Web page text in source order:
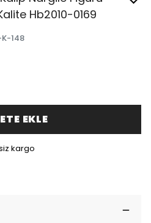
Hb2010-0169
K-148
EKLE
kargo